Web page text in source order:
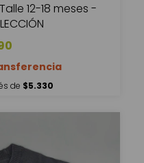
12-18 meses -
de $5.330